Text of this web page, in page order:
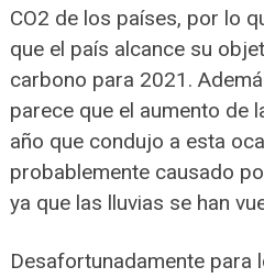
CO2 de los países, por lo
que el país alcance su
carbono para 2021.
parece que el aumento de
año que condujo a esta
probablemente causado
ya que las lluvias se han
Desafortunadamente para